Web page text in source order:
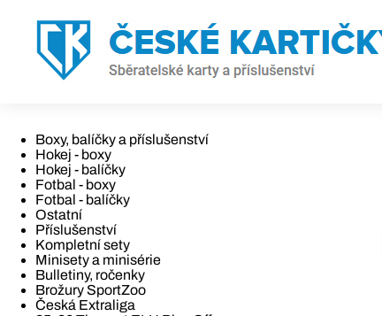
Boxy, balíčky a příslušenství
Hokej - boxy
Hokej - balíčky
Fotbal - boxy
Fotbal - balíčky
Ostatní
Příslušenství
Kompletní sety
Minisety a minisérie
Bulletiny, ročenky
Brožury SportZoo
Česká Extraliga